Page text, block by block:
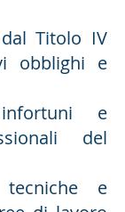
Titolo IV
obblighi e
e
del
tecniche e